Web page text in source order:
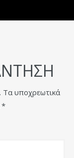
Τα υποχρεωτικά
*